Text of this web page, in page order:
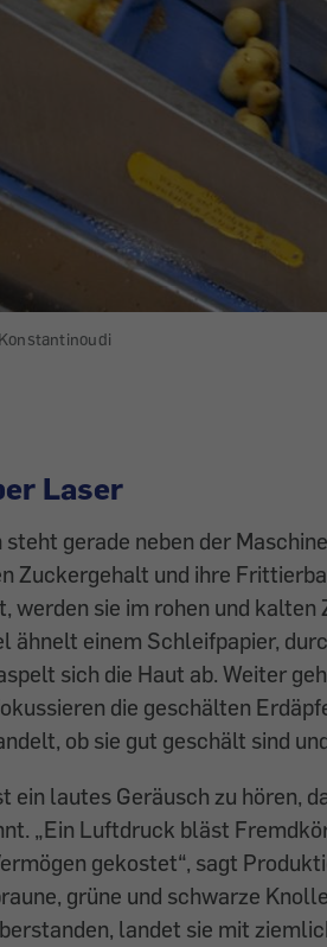
Laser
steht gerade neben der
Zuckergehalt und ihre
werden sie im rohen und
ähnelt einem Schleifpapier,
sich die Haut ab. Weiter
die ­geschälten
ob sie gut geschält sind
ein lautes Geräusch zu hören,
„Ein Luftdruck bläst
ge­kostet“, sagt
grüne und schwarze
landet sie mit